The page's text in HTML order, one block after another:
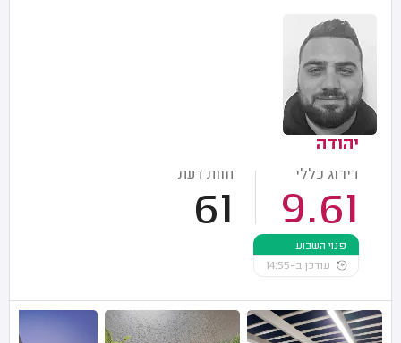
יהודה
דירוג כללי
9.61
חוות דעת
61
פנוי השבוע
עודכן ב-14:55